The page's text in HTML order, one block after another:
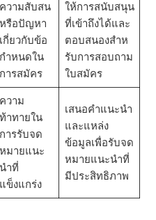
ความสับสน
หรือปัญหา
เกี่ยวกับข้อ
กําหนดใน
การสมัคร
ให้การสนับสนุน
ที่เข้าถึงได้และ
ตอบสนองสําห
รับการสอบถาม
ใบสมัคร
ความ
ท้าทายใน
การรับจด
หมายแนะ
นําที่
แข็งแกร่ง
เสนอคําแนะนํา
และแหล่ง
ข้อมูลเพื่อรับจด
หมายแนะนําที่
มีประสิทธิภาพ